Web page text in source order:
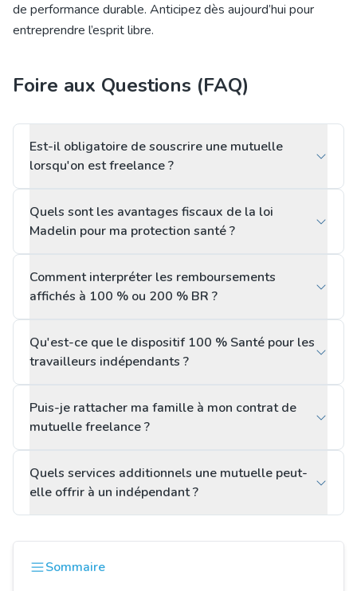
de performance durable. Anticipez dès aujourd’hui pour
entreprendre l’esprit libre.
Foire aux Questions (FAQ)
Est-il obligatoire de souscrire une mutuelle
lorsqu'on est freelance ?
Quels sont les avantages fiscaux de la loi
Madelin pour ma protection santé ?
Comment interpréter les remboursements
affichés à 100 % ou 200 % BR ?
Qu'est-ce que le dispositif 100 % Santé pour les
travailleurs indépendants ?
Puis-je rattacher ma famille à mon contrat de
mutuelle freelance ?
Quels services additionnels une mutuelle peut-
elle offrir à un indépendant ?
Sommaire